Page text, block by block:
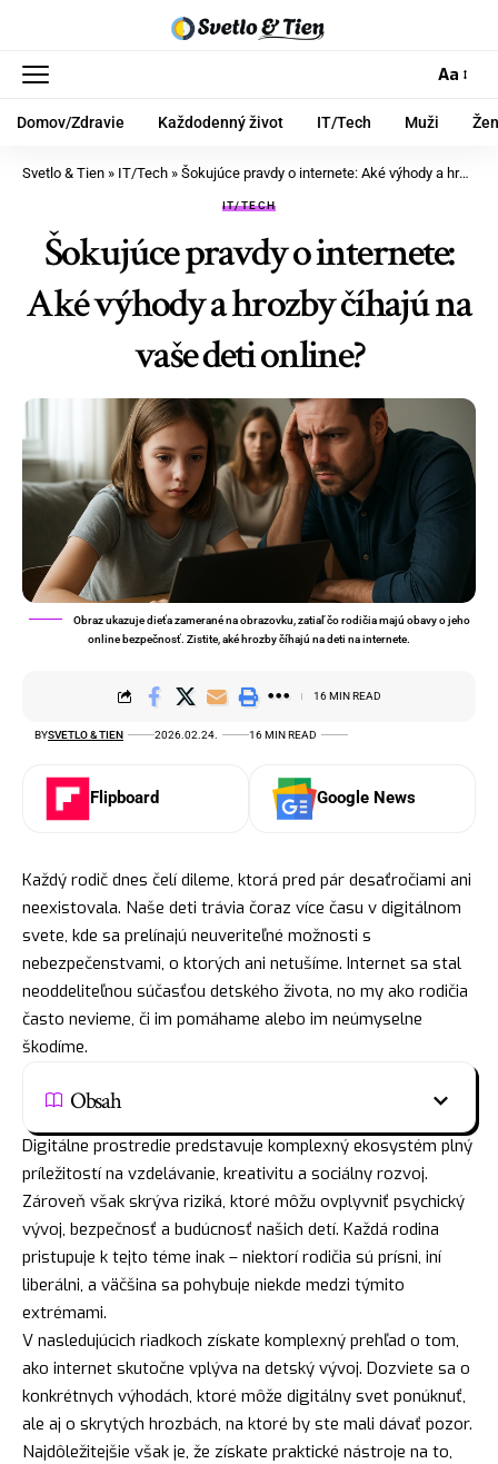
Aa
Domov/Zdravie Každodenný život IT/Tech Muži
Svetlo & Tien » IT/Tech » Šokujúce pravdy o internete: Aké výhody a hrozby číhajú na vaše deti online?
IT/TECH
Šokujúce pravdy o internete:
Aké výhody a hrozby číhajú na
vaše deti online?
Obraz ukazuje dieťa zamerané na obrazovku, zatiaľ čo rodičia majú obavy o jeho
online bezpečnosť. Zistite, aké hrozby číhajú na deti na internete.
BYSVETLO & TIEN 2026.02.24. 16 MIN READ
16 MIN READ
Flipboard Google News
Každý rodič dnes čelí dileme, ktorá pred pár desaťročiami ani
neexistovala. Naše deti trávia čoraz více času v digitálnom
svete, kde sa prelínajú neuveriteľné možnosti s
nebezpečenstvami, o ktorých ani netušíme. Internet sa stal
neoddeliteľnou súčasťou detského života, no my ako rodičia
často nevieme, či im pomáhame alebo im neúmyselne
škodíme.
Obsah
Digitálne prostredie predstavuje komplexný ekosystém plný
príležitostí na vzdelávanie, kreativitu a sociálny rozvoj.
Zároveň však skrýva riziká, ktoré môžu ovplyvniť psychický
vývoj, bezpečnosť a budúcnosť našich detí. Každá rodina
pristupuje k tejto téme inak – niektorí rodičia sú prísni, iní
liberálni, a väčšina sa pohybuje niekde medzi týmito
extrémami.
V nasledujúcich riadkoch získate komplexný prehľad o tom,
ako internet skutočne vplýva na detský vývoj. Dozviete sa o
konkrétnych výhodách, ktoré môže digitálny svet ponúknuť,
ale aj o skrytých hrozbách, na ktoré by ste mali dávať pozor.
Najdôležitejšie však je, že získate praktické nástroje na to,